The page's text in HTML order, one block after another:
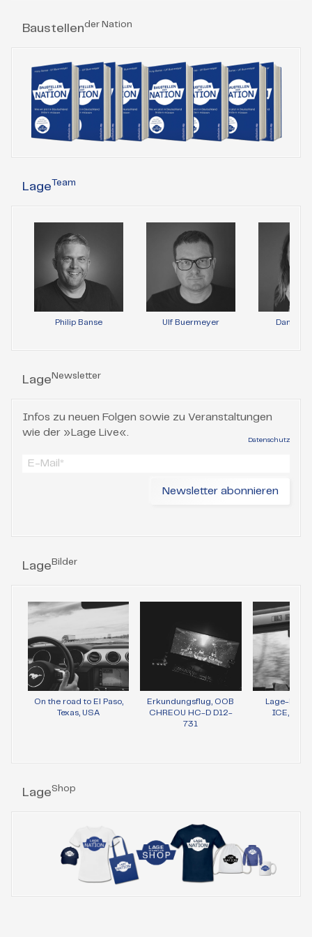
Baustellender Nation
Lage Team
Philip Banse Ulf Buermeyer Daniela
Lage Newsletter
Infos zu neuen Folgen sowie zu Veranstaltungen
wie der »Lage Live«.
Datenschutz
Lage Bilder
On the road to El Paso,
Texas, USA
Erkundungsflug, OOB
CHREOU HC-D D12-
731
Lage-Bild
ICE,
LageShop